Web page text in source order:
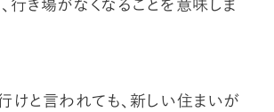
けと言われても、新しい住まいが